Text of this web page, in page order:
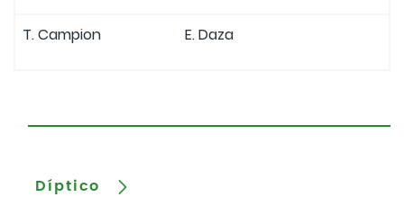
T. Campion E. Daza
Díptico